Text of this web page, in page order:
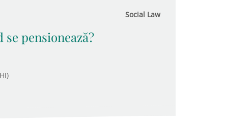
Social Law
pensionează?